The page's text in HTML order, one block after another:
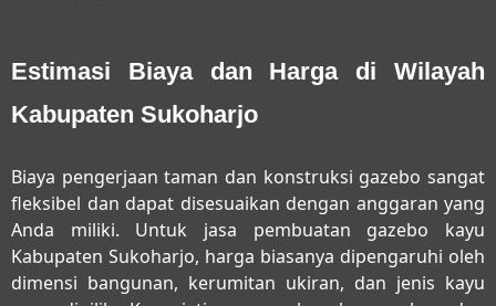
Estimasi Biaya dan Harga di Wilayah
Kabupaten Sukoharjo
Biaya pengerjaan taman dan konstruksi gazebo sangat
fleksibel dan dapat disesuaikan dengan anggaran yang
Anda miliki. Untuk jasa pembuatan gazebo kayu
Kabupaten Sukoharjo, harga biasanya dipengaruhi oleh
dimensi bangunan, kerumitan ukiran, dan jenis kayu